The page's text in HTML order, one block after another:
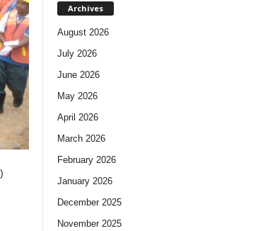
Archives
August 2026
July 2026
June 2026
May 2026
April 2026
March 2026
February 2026
January 2026
December 2025
November 2025